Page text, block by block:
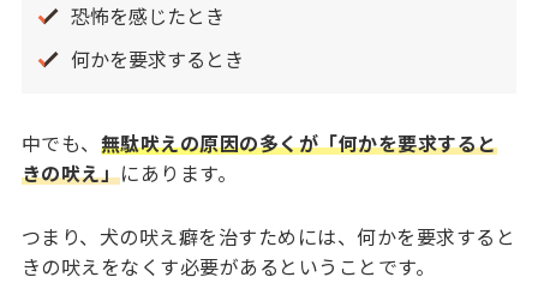
恐怖を感じたとき
何かを要求するとき
中でも、 無駄吠えの原因の多くが「何かを要求すると
きの吠え」にあります。
つまり、犬の吠え癖を治すためには、何かを要求すると
きの吠えをなくす必要があるということです。